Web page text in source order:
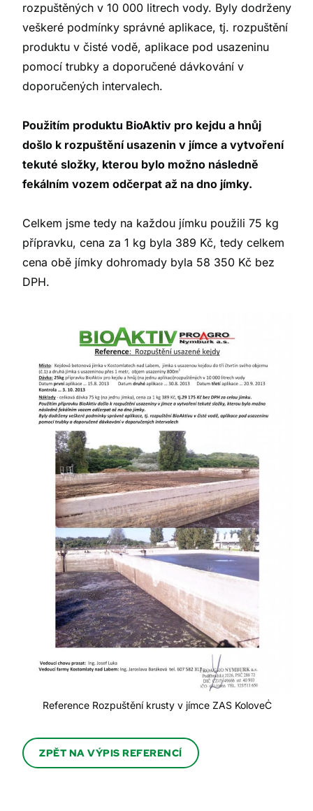
rozpuštěných v 10 000 litrech vody. Byly dodrženy
veškeré podmínky správné aplikace, tj. rozpuštění
produktu v čisté vodě, aplikace pod usazeninu
pomocí trubky a doporučené dávkování v
doporučených intervalech.
Použitím produktu BioAktiv pro kejdu a hnůj
došlo k rozpuštění usazenin v jímce a vytvoření
tekuté složky, kterou bylo možno následně
fekálním vozem odčerpat až na dno jímky.
Celkem jsme tedy na každou jímku použili 75 kg
přípravku, cena za 1 kg byla 389 Kč, tedy celkem
cena obě jímky dohromady byla 58 350 Kč bez
DPH.
Reference Rozpuštění krusty v jímce ZAS KoloveĊ
ZPĚT NA VÝPIS REFERENCÍ